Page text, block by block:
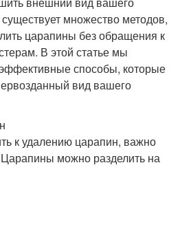
множество методов,
царапины без обращения к
В этой статье мы
способы, которые
вид вашего
к удалению царапин, важно
Царапины можно разделить на